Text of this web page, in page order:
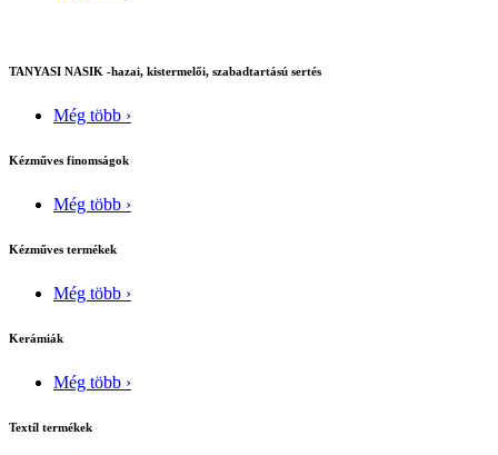
TANYASI NASIK -hazai, kistermelői, szabadtartású sertés
Még több ›
Kézműves finomságok
Még több ›
Kézműves termékek
Még több ›
Kerámiák
Még több ›
Textíl termékek